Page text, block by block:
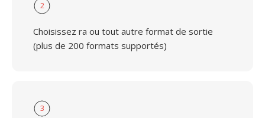
2
Choisissez ra ou tout autre format de sortie
(plus de 200 formats supportés)
3